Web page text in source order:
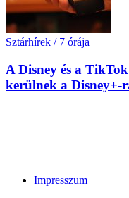
Sztárhírek / 7 órája
A Disney és a
kerülnek a Disney+-
Impresszum